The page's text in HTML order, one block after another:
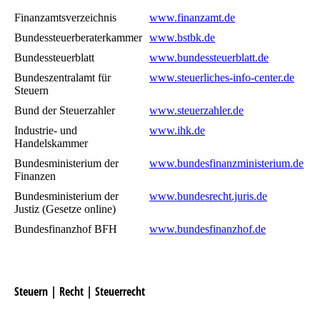
Finanzamtsverzeichnis
www.finanzamt.de
Bundessteuerberaterkammer www.bstbk.de
Bundessteuerblatt
www.bundessteuerblatt.de
Bundeszentralamt für
Steuern
www.steuerliches-info-center.de
Bund der Steuerzahler
www.steuerzahler.de
Industrie- und
Handelskammer
www.ihk.de
Bundesministerium der
Finanzen
www.bundesfinanzministerium.de
Bundesministerium der
Justiz (Gesetze online)
www.bundesrecht.juris.de
Bundesfinanzhof BFH www.bundesfinanzhof.de
Steuern | Recht | Steuerrecht